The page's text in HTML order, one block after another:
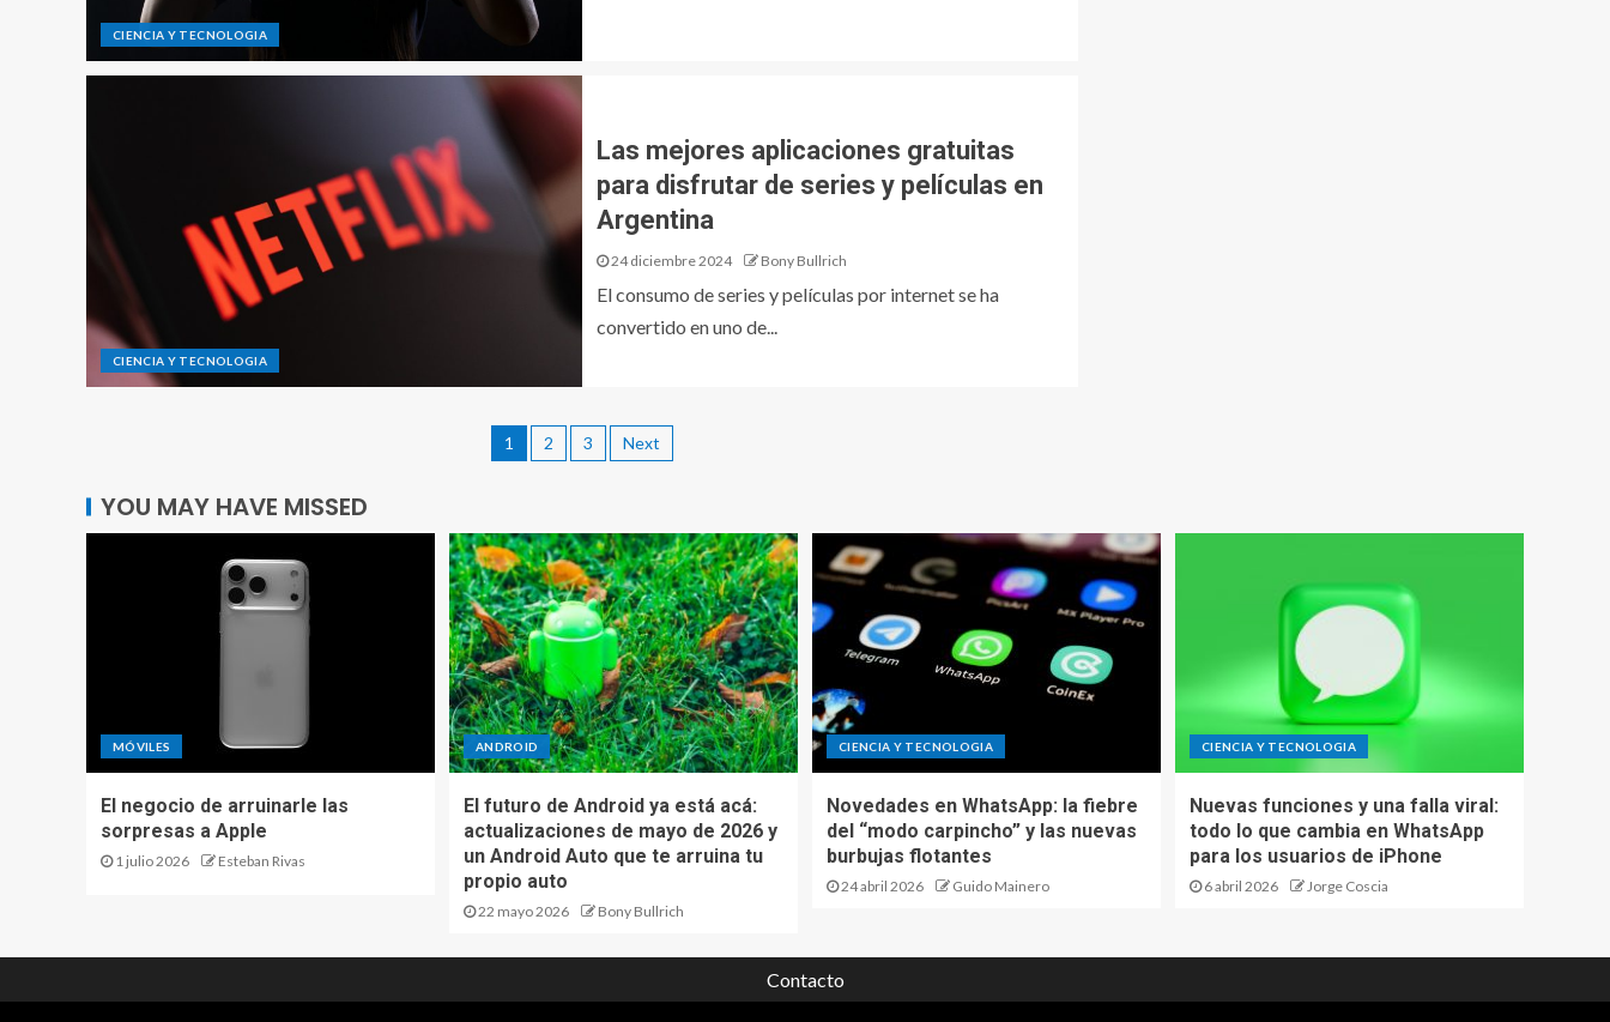
CIENCIA Y TECNOLOGIA
CIENCIA Y TECNOLOGIA
Las mejores aplicaciones gratuitas
para disfrutar de series y películas en
Argentina
24 diciembre 2024 Bony Bullrich
El consumo de series y películas por internet se ha
convertido en uno de...
1 2 3 Next
YOU MAY HAVE MISSED
MÓVILES
El negocio de arruinarle las
sorpresas a Apple
1 julio 2026 Esteban Rivas
ANDROID
El futuro de Android ya está acá:
actualizaciones de mayo de 2026 y
un Android Auto que te arruina tu
propio auto
22 mayo 2026 Bony Bullrich
CIENCIA Y TECNOLOGIA
Novedades en WhatsApp: la fiebre
del “modo carpincho” y las nuevas
burbujas flotantes
24 abril 2026 Guido Mainero
CIENCIA Y TECNOLOGIA
Nuevas funciones y una falla viral:
todo lo que cambia en WhatsApp
para los usuarios de iPhone
6 abril 2026 Jorge Coscia
Contacto